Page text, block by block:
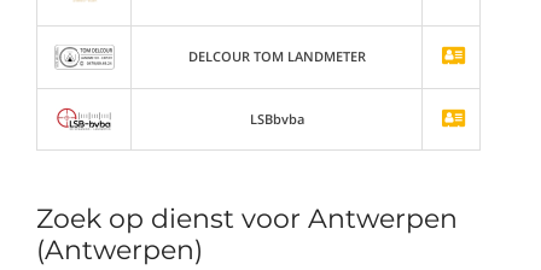
Zoek op dienst voor Antwerpen
(Antwerpen)
DELCOUR TOM LANDMETER
LSBbvba